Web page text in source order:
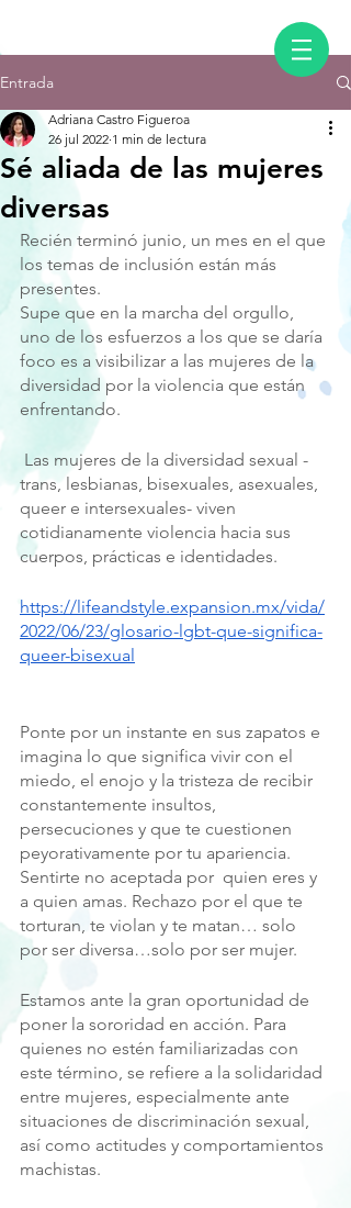
Entrada
Sé aliada de las mujeres
diversas
Adriana Castro Figueroa
26 jul 2022 1 min de lectura
Recién terminó junio, un mes en el que
los temas de inclusión están más
presentes.
Supe que en la marcha del orgullo,
uno de los esfuerzos a los que se daría
foco es a visibilizar a las mujeres de la
diversidad por la violencia que están
enfrentando.
trans, lesbianas, bisexuales, asexuales,
queer e intersexuales- viven
cotidianamente violencia hacia sus
cuerpos, prácticas e identidades.
https://lifeandstyle.expansion.mx/vida/
2022/06/23/glosario-lgbt-que-significa-
queer-bisexual
Ponte por un instante en sus zapatos e
imagina lo que significa vivir con el
miedo, el enojo y la tristeza de recibir
constantemente insultos,
persecuciones y que te cuestionen
peyorativamente por tu apariencia.
Sentirte no aceptada por  quien eres y
a quien amas. Rechazo por el que te
torturan, te violan y te matan… solo
por ser diversa…solo por ser mujer.
Estamos ante la gran oportunidad de
poner la sororidad en acción. Para
quienes no estén familiarizadas con
este término, se refiere a la solidaridad
entre mujeres, especialmente ante
situaciones de discriminación sexual,
así como actitudes y comportamientos
machistas.